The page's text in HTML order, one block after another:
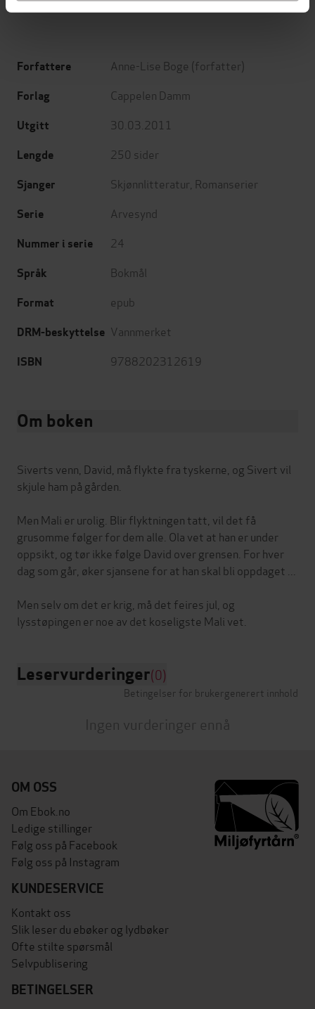
Forfattere Anne-Lise Boge (forfatter)
Forlag Cappelen Damm
Utgitt 30.03.2011
Lengde 250 sider
Sjanger Skjønnlitteratur Romanserier
Serie Arvesynd
Nummer i serie 24
Språk Bokmål
Format epub
DRM-beskyttelse Vannmerket
ISBN 9788202312619
Om boken
Siverts venn, David, må flykte fra tyskerne, og Sivert vil
skjule ham på gården.
Men Mali er urolig. Blir flyktningen tatt, vil det få
grusomme følger for dem alle. Ola vet at han er under
oppsikt, og tør ikke følge David over grensen. For hver
dag som går, øker sjansene for at han skal bli oppdaget ...
Men selv om det er krig, må det feires jul, og
Leservurderinger(0)
Betingelser for brukergenerert innhold
Ingen vurderinger ennå
OM OSS
Om Ebok.no
Ledige stillinger
Følg oss på Facebook
Følg oss på Instagram
KUNDESERVICE
Kontakt oss
Slik leser du ebøker og lydbøker
Ofte stilte spørsmål
Selvpublisering
BETINGELSER